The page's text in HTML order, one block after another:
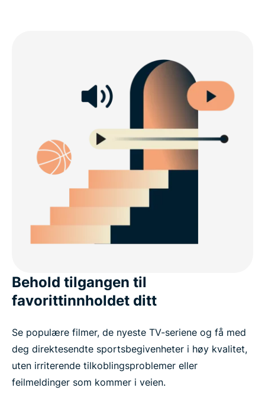
Behold tilgangen til
favorittinnholdet ditt
Se populære filmer, de nyeste TV-seriene og få med
deg direktesendte sportsbegivenheter i høy kvalitet,
uten irriterende tilkoblingsproblemer eller
feilmeldinger som kommer i veien.